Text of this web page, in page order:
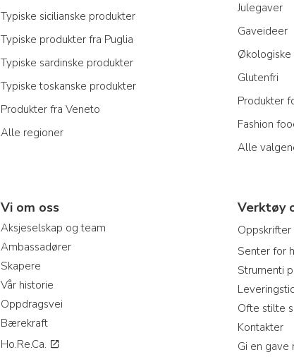
Typiske sicilianske produkter
Typiske produkter fra Puglia
Typiske sardinske produkter
Typiske toskanske produkter
Produkter fra Veneto
Alle regioner
Julegaver
Gaveideer
Glutenfri
Produkter
Fashion
Alle
Vi om oss
Aksjeselskap og team
Ambassadører
Skapere
Vår historie
Oppdragsvei
Bærekraft
Ho.Re.Ca.
Verktøy
Oppskrifter
Senter for
Strumenti
Ofte stilte
Kontakter
Gi en gave